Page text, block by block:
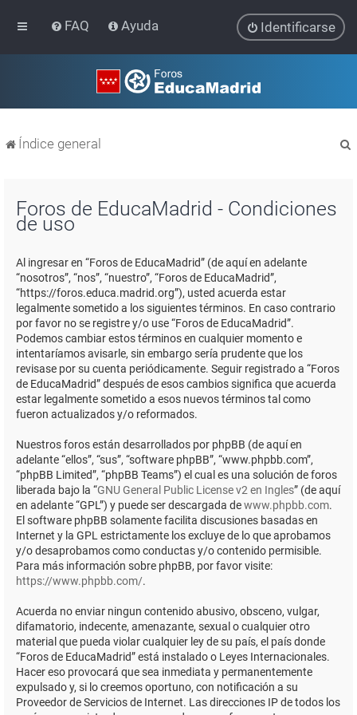
FAQ Ayuda Identificarse
Índice general
Foros de EducaMadrid - Condiciones
de uso
Al ingresar en “Foros de EducaMadrid” (de aquí en adelante
“nosotros”, “nos”, “nuestro”, “Foros de EducaMadrid”,
“https://foros.educa.madrid.org”), usted acuerda estar
legalmente sometido a los siguientes términos. En caso contrario
por favor no se registre y/o use “Foros de EducaMadrid”.
Podemos cambiar estos términos en cualquier momento e
intentaríamos avisarle, sin embargo sería prudente que los
revisase por su cuenta periódicamente. Seguir registrado a “Foros
de EducaMadrid” después de esos cambios significa que acuerda
estar legalmente sometido a esos nuevos términos tal como
fueron actualizados y/o reformados.
Nuestros foros están desarrollados por phpBB (de aquí en
adelante “ellos”, “sus”, “software phpBB”, “www.phpbb.com”,
“phpBB Limited”, “phpBB Teams”) el cual es una solución de foros
liberada bajo la “GNU General Public License v2 en Ingles” (de aquí
en adelante “GPL”) y puede ser descargada dewww.phpbb.com.
El software phpBB solamente facilita discusiones basadas en
Internet y la GPL estrictamente los excluye de lo que aprobamos
y/o desaprobamos como conductas y/o contenido permisible.
Para más información sobre phpBB, por favor visite:
https://www.phpbb.com/.
Acuerda no enviar ningun contenido abusivo, obsceno, vulgar,
difamatorio, indecente, amenazante, sexual o cualquier otro
material que pueda violar cualquier ley de su país, el país donde
“Foros de EducaMadrid” está instalado o Leyes Internacionales.
Hacer eso provocará que sea inmediata y permanentemente
expulsado y, si lo creemos oportuno, con notificación a su
Proveedor de Servicios de Internet. Las direcciones IP de todos los